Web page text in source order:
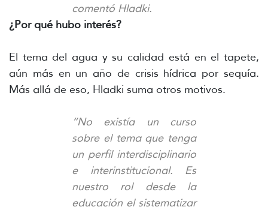
comentó Hladki.
¿Por qué hubo interés?
El tema del agua y su calidad está en el tapete,
aún más en un año de crisis hídrica por sequía.
Más allá de eso, Hladki suma otros motivos.
“No existía un curso
sobre el tema que tenga
un perfil interdisciplinario
e interinstitucional. Es
nuestro rol desde la
educación el sistematizar